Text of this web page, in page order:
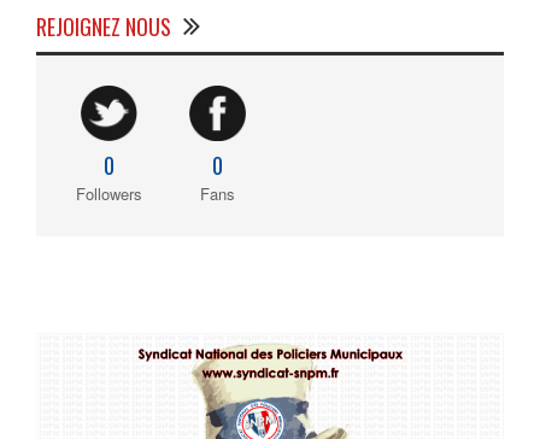
REJOIGNEZ NOUS
0
Followers
0
Fans